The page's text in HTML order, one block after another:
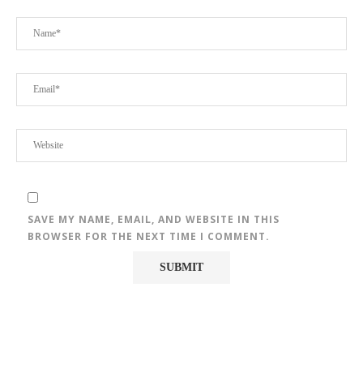
SAVE MY NAME, EMAIL, AND WEBSITE IN THIS
BROWSER FOR THE NEXT TIME I COMMENT.